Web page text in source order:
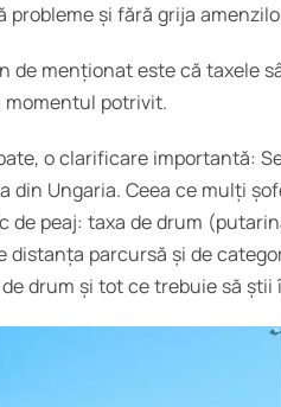
probleme și fără grija
de menționat este că taxele
momentul potrivit.
o clarificare importantă:
din Ungaria. Ceea ce mulți
de peaj: taxa de drum
distanța parcursă și de
drum și tot ce trebuie să